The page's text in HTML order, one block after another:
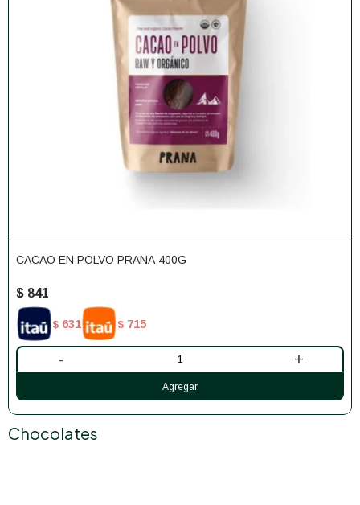
CACAO EN POLVO PRANA 400G
$ 841
$ 631 $ 715
- +
Chocolates